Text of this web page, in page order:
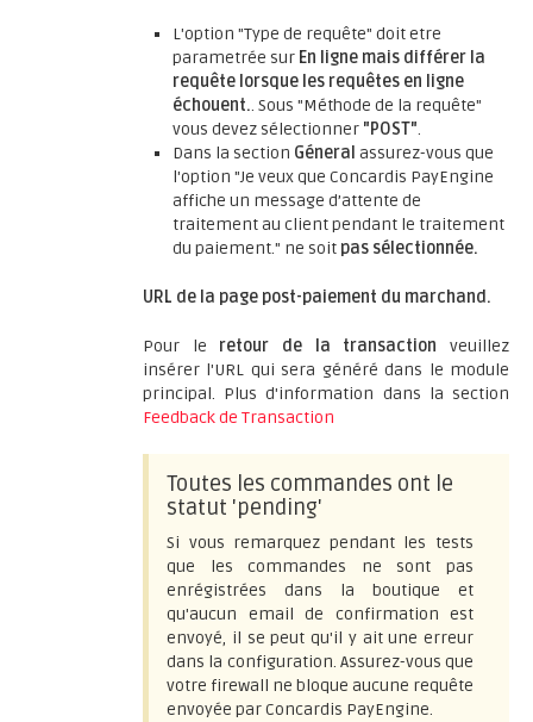
L'option "Type de requête" doit etre
parametrée sur En ligne mais différer la
requête lorsque les requêtes en ligne
échouent.. Sous "Méthode de la requête"
vous devez sélectionner "POST".
Dans la section Géneral assurez-vous que
l'option "Je veux que Concardis PayEngine
affiche un message d’attente de
traitement au client pendant le traitement
du paiement." ne soit pas sélectionnée.
URL de la page post-paiement du marchand.
Pour le retour de la transaction veuillez
insérer l'URL qui sera généré dans le module
principal. Plus d'information dans la section
Feedback de Transaction
Toutes les commandes ont le
statut 'pending'
Si vous remarquez pendant les tests
que les commandes ne sont pas
enrégistrées dans la boutique et
qu'aucun email de confirmation est
envoyé, il se peut qu'il y ait une erreur
dans la configuration. Assurez-vous que
votre firewall ne bloque aucune requête
envoyée par Concardis PayEngine.